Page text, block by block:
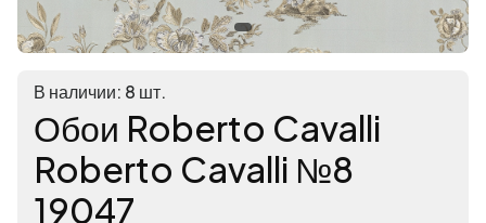
В наличии: 8 шт.
Обои Roberto Cavalli
Roberto Cavalli №8
19047